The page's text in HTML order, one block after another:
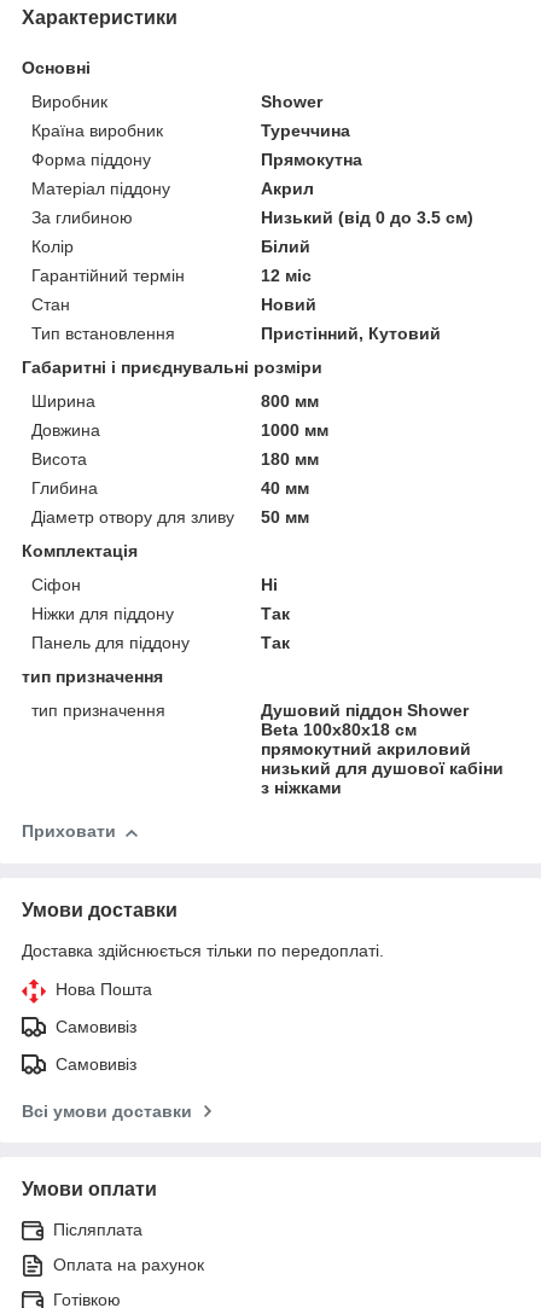
Характеристики
Основні
Виробник
Shower
Країна виробник
Туреччина
Форма піддону
Прямокутна
Матеріал піддону
Акрил
За глибиною
Низький (від 0 до 3.5 см)
Колір
Білий
Гарантійний термін
12 міс
Стан
Новий
Тип встановлення
Пристінний, Кутовий
Габаритні і приєднувальні розміри
Ширина
800 мм
Довжина
1000 мм
Висота
180 мм
Глибина
40 мм
Діаметр отвору для зливу
50 мм
Комплектація
Сіфон
Ні
Ніжки для піддону
Так
Панель для піддону
Так
тип призначення
тип призначення
Душовий піддон Shower
Beta 100x80х18 см
прямокутний акриловий
низький для душової кабіни
з ніжками
Приховати
Умови доставки
Доставка здійснюється тільки по передоплаті.
Нова Пошта
Самовивіз
Самовивіз
Всі умови доставки
Умови оплати
Післяплата
Оплата на рахунок
Готівкою